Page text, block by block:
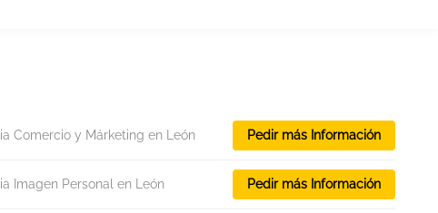
Comercio y Márketing en León Pedir más Información
Imagen Personal en León Pedir más Información